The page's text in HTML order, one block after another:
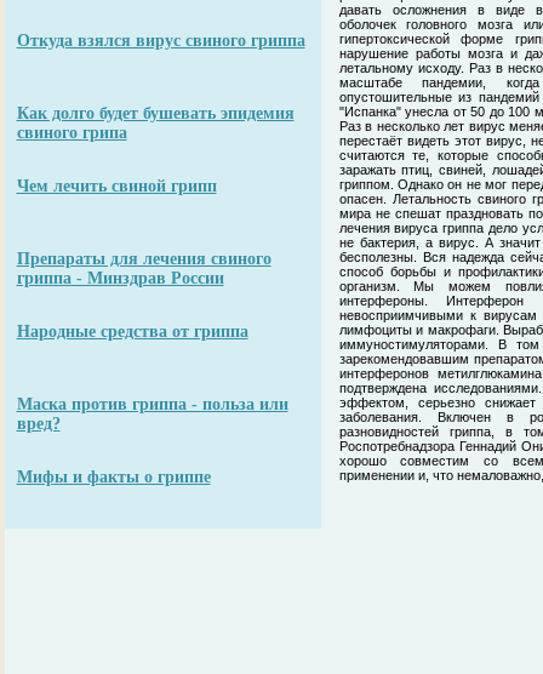
Откуда взялся вирус свиного гриппа
Как долго будет бушевать эпидемия
свиного грипа
Чем лечить свиной грипп
Препараты для лечения свиного
гриппа - Минздрав России
Народные средства от гриппа
Маска против гриппа - польза или
вред?
Мифы и факты о гриппе
давать осложнения в виде
оболочек головного мозга
гипертоксической форме
нарушение работы мозга и
летальному исходу. Раз в
масштабе пандемии,
опустошительные из
"Испанка" унесла от 50 до 100
Раз в несколько лет вирус
перестаёт видеть этот вирус,
считаются те, которые
заражать птиц, свиней,
гриппом. Однако он не мог
опасен. Летальность свиного
мира не спешат праздновать
лечения вируса гриппа дело
не бактерия, а вирус. А
бесполезны. Вся надежда
способ борьбы и
организм. Мы можем
интерфероны. Интерферон
невосприимчивыми к
лимфоциты и макрофаги.
иммуностимуляторами. В
зарекомендовавшим
интерферонов
подтверждена
эффектом, серьезно
заболевания. Включен в
разновидностей гриппа, в
Роспотребнадзора Геннадий
хорошо совместим со
применении и, что